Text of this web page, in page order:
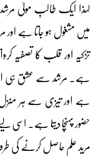
لہٰذا ایک طالبِ مولیٰ
میں مشغول ہو جاتا ہے
تزکیہ اور قلب کا تصفیہ
ہے۔ مرشد سے عشق ہی اس
ہے اور تیزی سے ہر منزل
حضور پہنچا دیتا ہے۔ اسی
مرید علم حاصل کرنے کی